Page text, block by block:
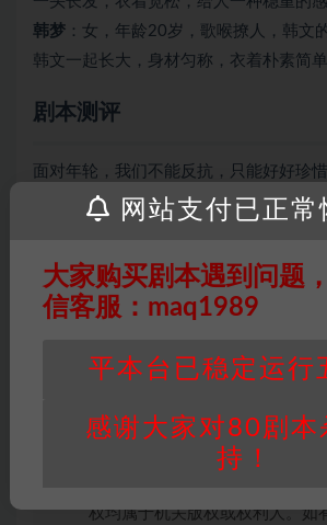
韩梦 ：女，年龄20岁，歌喉撩人，韩文
韩文一起长大，身材匀称，衣着朴素简单
剧本测评
面对年轮，我们不能反抗，只能好好珍惜
因百度网盘限制，链接有失效的
效链接请联系客服补发！！！网
器→点此下载←
投稿+个人整理而来，仅供学习
未购买，即代表已阅读本声明，
条约约束，并遵守所有适用的法
权均属于机关版权或权利人。如
网站支付已正常
大家购买剧本遇到问题
信客服：maq1989
平本台已稳定运行
感谢大家对80剧本
持！